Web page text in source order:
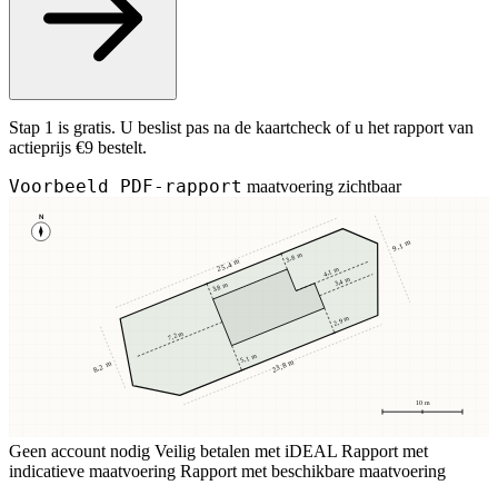
Stap 1 is gratis. U beslist pas na de kaartcheck of u het rapport van
actieprijs €9 bestelt.
Voorbeeld PDF-rapport maatvoering zichtbaar
N
10 m
3,8 m
3,8 m
5,1 m
2,9 m
7,2 m
3,4 m
4,1 m
25,4 m
23,8 m
8,2 m
9,1 m
Geen account nodig Veilig betalen met iDEAL Rapport met
indicatieve maatvoering Rapport met beschikbare maatvoering